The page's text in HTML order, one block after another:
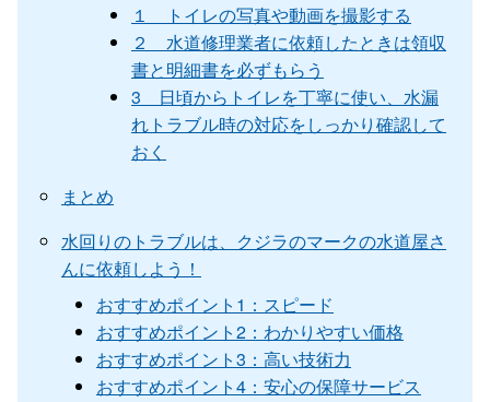
１ トイレの写真や動画を撮影する
２ 水道修理業者に依頼したときは領収
書と明細書を必ずもらう
3 日頃からトイレを丁寧に使い、水漏
れトラブル時の対応をしっかり確認して
おく
まとめ
水回りのトラブルは、クジラのマークの水道屋さ
んに依頼しよう！
おすすめポイント1：スピード
おすすめポイント2：わかりやすい価格
おすすめポイント3：高い技術力
おすすめポイント4：安心の保障サービス